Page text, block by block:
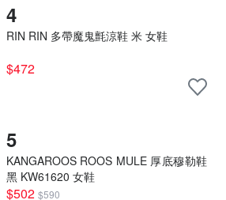
4
RIN RIN 多帶魔鬼氈涼鞋 米 女鞋
$472
5
KANGAROOS ROOS MULE 厚底穆勒鞋
黑 KW61620 女鞋
$502 $590